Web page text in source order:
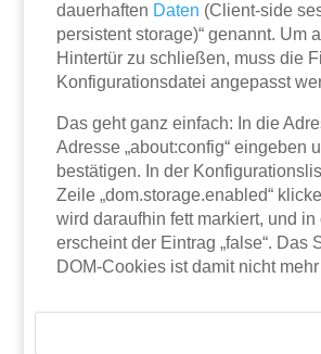
dauerhaften Daten (Client-side
persistent storage)“ genannt. Um
Hintertür zu schließen, muss die
Konfigurationsdatei angepasst
Das geht ganz einfach: In die
Adresse „about:config“ eingeben
bestätigen. In der
Zeile „dom.storage.enabled“
wird daraufhin fett markiert, und in
erscheint der Eintrag „false“. Das
DOM-Cookies ist damit nicht